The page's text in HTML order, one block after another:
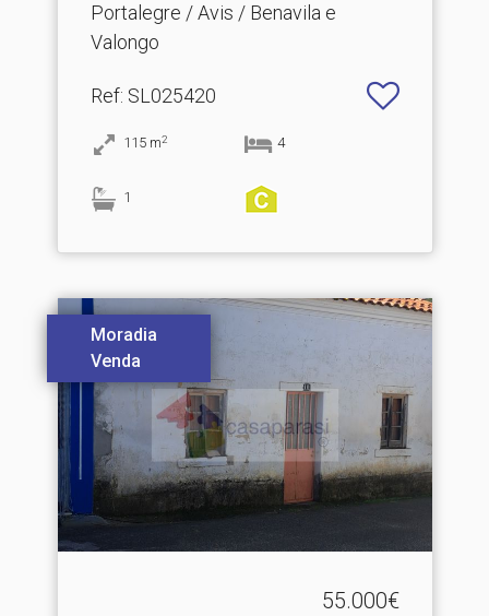
Portalegre / Avis / Benavila e
Valongo
Ref: SL025420
115 m2 4
1
Moradia
Venda
55.000€